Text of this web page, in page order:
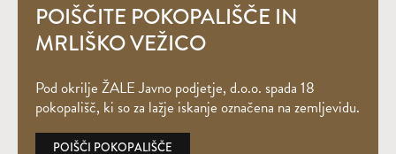
POIŠČITE POKOPALIŠČE IN
MRLIŠKO VEŽICO
Pod okrilje ŽALE Javno podjetje, d.o.o. spada 18
pokopališč, ki so za lažje iskanje označena na zemljevidu.
POIŠČI POKOPALIŠČE